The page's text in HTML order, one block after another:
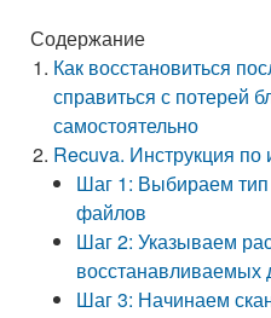
Содержание
Как восстановиться
справиться с потерей
самостоятельно
Recuva. Инструкция
Шаг 1: Выбираем
файлов
Шаг 2: Указываем
восстанавливаемых
Шаг 3: Начинаем